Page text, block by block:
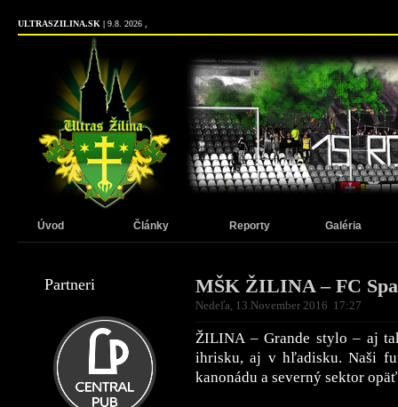
ULTRASZILINA.SK | 9.8. 2026 ,
Úvod Články Reporty Galéria
Partneri MŠK ŽILINA – FC
Nedeľa, 13.November 2016 17:27
ŽILINA – Grande stylo – aj
ihrisku, aj v hľadisku. Naši
kanonádu a severný sektor